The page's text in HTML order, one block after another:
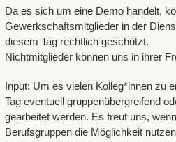
Da es sich um eine Demo handelt,
Gewerkschaftsmitglieder in der
diesem Tag rechtlich geschützt.
Nichtmitglieder können uns in ihrer
Input: Um es vielen Kolleg*innen zu
Tag eventuell gruppenübergreifend
gearbeitet werden. Es freut uns,
Berufsgruppen die Möglichkeit